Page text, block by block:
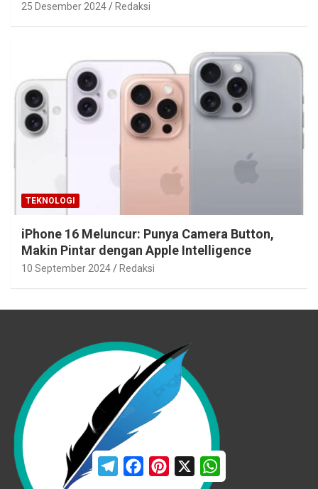
25 Desember 2024 Redaksi
TEKNOLOGI
iPhone 16 Meluncur: Punya Camera Button,
Makin Pintar dengan Apple Intelligence
10 September 2024 Redaksi
T
P
X
a